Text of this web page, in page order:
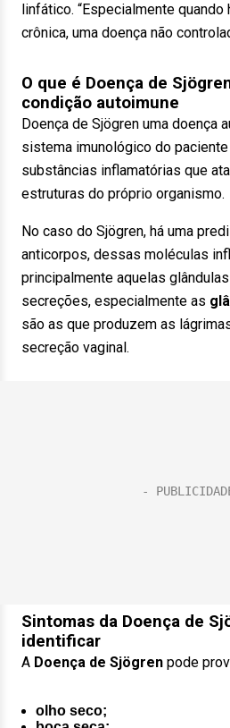
linfático. “Especialmente quando
crônica, uma doença não
O que é Doença de
condição autoimune
Doença de Sjögren uma doença
sistema imunológico do
substâncias inflamatórias que
estruturas do próprio organismo.
No caso do Sjögren, há uma
anticorpos, dessas moléculas
principalmente aquelas
secreções, especialmente as
são as que produzem as
secreção vaginal.
Sintomas da Doença de
identificar
A Doença de Sjögren pode
olho seco;